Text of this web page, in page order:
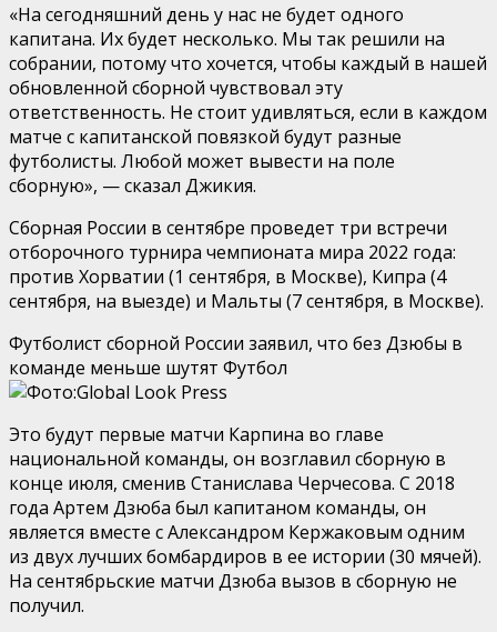
«На сегодняшний день у нас не будет одного
капитана. Их будет несколько. Мы так решили на
собрании, потому что хочется, чтобы каждый в нашей
обновленной сборной чувствовал эту
ответственность. Не стоит удивляться, если в каждом
матче с капитанской повязкой будут разные
футболисты. Любой может вывести на поле
сборную», — сказал Джикия.
Сборная России в сентябре проведет три встречи
отборочного турнира чемпионата мира 2022 года:
против Хорватии (1 сентября, в Москве), Кипра (4
сентября, на выезде) и Мальты (7 сентября, в Москве).
Футболист сборной России заявил, что без Дзюбы в
команде меньше шутят Футбол
Это будут первые матчи Карпина во главе
национальной команды, он возглавил сборную в
конце июля, сменив Станислава Черчесова. С 2018
года Артем Дзюба был капитаном команды, он
является вместе с Александром Кержаковым одним
из двух лучших бомбардиров в ее истории (30 мячей).
На сентябрьские матчи Дзюба вызов в сборную не
получил.